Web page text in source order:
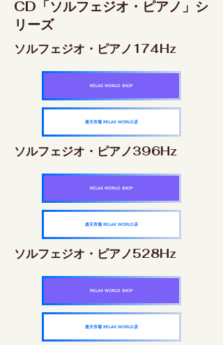
CD「ソルフェジオ・ピアノ」シ
リーズ
ソルフェジオ・ピアノ174Hz
RELAX WORLD SHOP
楽天市場 RELAX WORLD店
ソルフェジオ・ピアノ396Hz
RELAX WORLD SHOP
楽天市場 RELAX WORLD店
ソルフェジオ・ピアノ528Hz
RELAX WORLD SHOP
楽天市場 RELAX WORLD店